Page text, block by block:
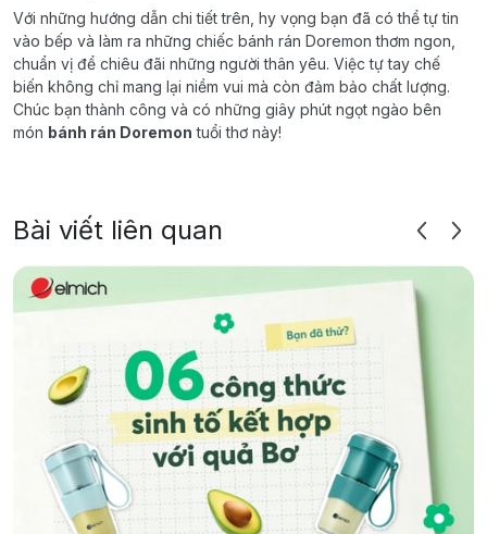
Với những hướng dẫn chi tiết trên, hy vọng bạn đã có thể tự tin
vào bếp và làm ra những chiếc bánh rán Doremon thơm ngon,
chuẩn vị để chiêu đãi những người thân yêu. Việc tự tay chế
biến không chỉ mang lại niềm vui mà còn đảm bảo chất lượng.
Chúc bạn thành công và có những giây phút ngọt ngào bên
món bánh rán Doremon tuổi thơ này!
Bài viết liên quan